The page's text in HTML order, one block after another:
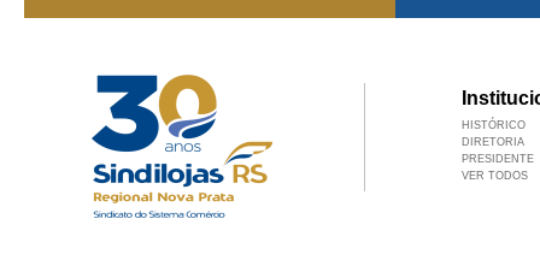
HISTÓRICO
DIRETORIA
PRESIDENTE
VER TODOS